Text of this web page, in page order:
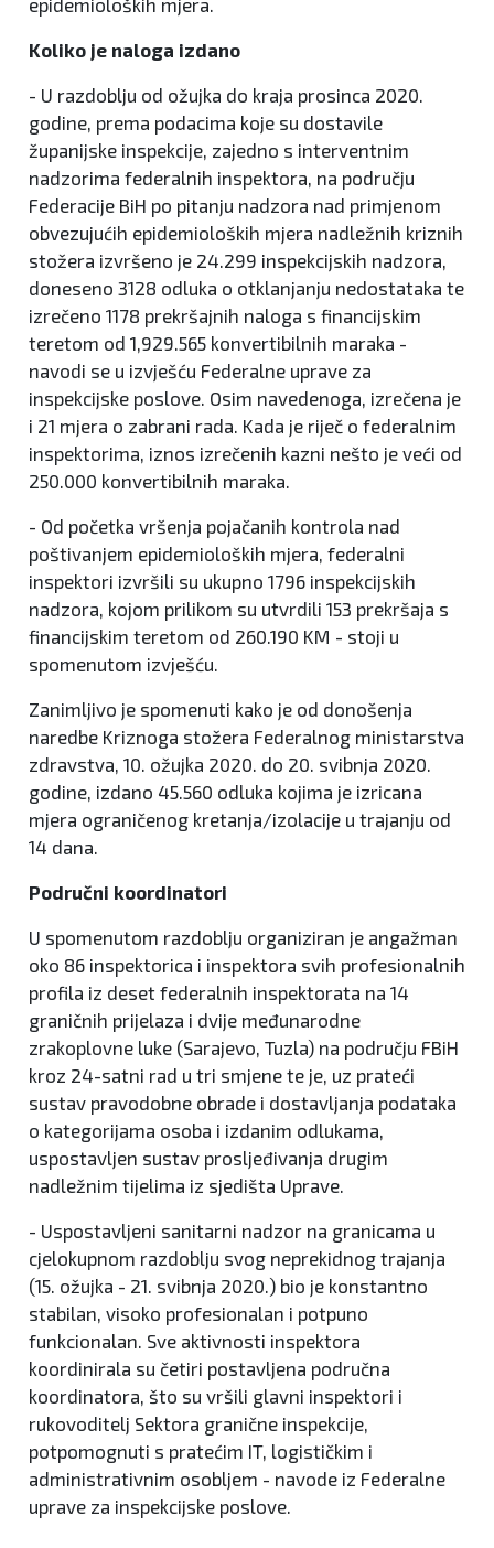
Koliko je naloga izdano
- U razdoblju od ožujka do kraja prosinca 2020.
godine, prema podacima koje su dostavile
županijske inspekcije, zajedno s interventnim
nadzorima federalnih inspektora, na području
Federacije BiH po pitanju nadzora nad primjenom
obvezujućih epidemioloških mjera nadležnih kriznih
stožera izvršeno je 24.299 inspekcijskih nadzora,
doneseno 3128 odluka o otklanjanju nedostataka te
izrečeno 1178 prekršajnih naloga s financijskim
teretom od 1,929.565 konvertibilnih maraka -
navodi se u izvješću Federalne uprave za
inspekcijske poslove. Osim navedenoga, izrečena je
i 21 mjera o zabrani rada. Kada je riječ o federalnim
inspektorima, iznos izrečenih kazni nešto je veći od
250.000 konvertibilnih maraka.
- Od početka vršenja pojačanih kontrola nad
poštivanjem epidemioloških mjera, federalni
inspektori izvršili su ukupno 1796 inspekcijskih
nadzora, kojom prilikom su utvrdili 153 prekršaja s
financijskim teretom od 260.190 KM - stoji u
spomenutom izvješću.
Zanimljivo je spomenuti kako je od donošenja
naredbe Kriznoga stožera Federalnog ministarstva
zdravstva, 10. ožujka 2020. do 20. svibnja 2020.
godine, izdano 45.560 odluka kojima je izricana
mjera ograničenog kretanja/izolacije u trajanju od
14 dana.
Područni koordinatori
U spomenutom razdoblju organiziran je angažman
oko 86 inspektorica i inspektora svih profesionalnih
profila iz deset federalnih inspektorata na 14
graničnih prijelaza i dvije međunarodne
zrakoplovne luke (Sarajevo, Tuzla) na području FBiH
kroz 24-satni rad u tri smjene te je, uz prateći
sustav pravodobne obrade i dostavljanja podataka
o kategorijama osoba i izdanim odlukama,
uspostavljen sustav prosljeđivanja drugim
nadležnim tijelima iz sjedišta Uprave.
- Uspostavljeni sanitarni nadzor na granicama u
cjelokupnom razdoblju svog neprekidnog trajanja
(15. ožujka - 21. svibnja 2020.) bio je konstantno
stabilan, visoko profesionalan i potpuno
funkcionalan. Sve aktivnosti inspektora
koordinirala su četiri postavljena područna
koordinatora, što su vršili glavni inspektori i
rukovoditelj Sektora granične inspekcije,
potpomognuti s pratećim IT, logističkim i
administrativnim osobljem - navode iz Federalne
uprave za inspekcijske poslove.